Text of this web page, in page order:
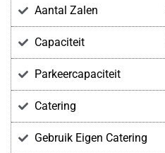
Aantal Zalen
Capaciteit
Parkeercapaciteit
Catering
Gebruik Eigen Catering